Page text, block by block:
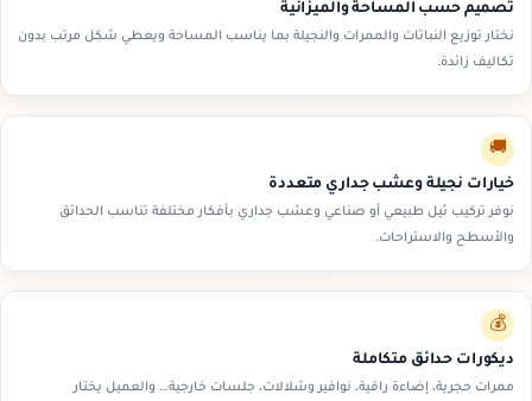
تصميم حسب المساحة والميزانية
نختار توزيع النباتات والممرات والنجيلة بما يناسب المساحة ويعطي شكل مرتب بدون
تكاليف زائدة.
🚚
خيارات نجيلة وعشب جداري متعددة
نوفر تركيب ثيل طبيعي أو صناعي وعشب جداري بأفكار مختلفة تناسب الحدائق
والأسطح والاستراحات.
💰
ديكورات حدائق متكاملة
ممرات حجرية، إضاءة راقية، نوافير وشلالات، جلسات خارجية… والعميل يختار